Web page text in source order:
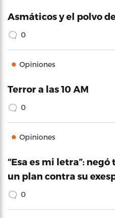
Asmáticos y el polvo
0
Opiniones
Terror a las 10 AM
0
Opiniones
“Esa es mi letra”:
un plan contra su
0